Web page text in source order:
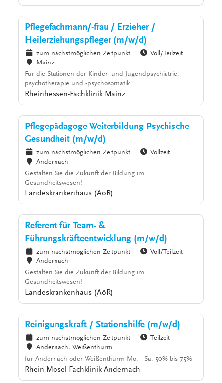
Pflegefachmann/-frau / Erzieher /
Heilerziehungspfleger (m/w/d)
zum nächstmöglichen Zeitpunkt
Voll/Teilzeit
Mainz
Für die Stationen der Kinder- und Jugendpsychiatrie, -
psychotherapie und -psychosomatik
Rheinhessen-Fachklinik Mainz
Pflegepädagoge Weiterbildung Psychische
Gesundheit (m/w/d)
zum nächstmöglichen Zeitpunkt
Vollzeit
Andernach
Gestalten Sie die Zukunft der Bildung im
Gesundheitswesen!
Landeskrankenhaus (AöR)
Referent für Team- &
Führungskräfteentwicklung (m/w/d)
zum nächstmöglichen Zeitpunkt
Voll/Teilzeit
Andernach
Gestalten Sie die Zukunft der Bildung im
Gesundheitswesen!
Landeskrankenhaus (AöR)
Reinigungskraft / Stationshilfe (m/w/d)
zum nächstmöglichen Zeitpunkt
Teilzeit
Andernach, Weißenthurm
für Andernach oder Weißenthurm Mo. - Sa. 50% bis 75%
Rhein-Mosel-Fachklinik Andernach